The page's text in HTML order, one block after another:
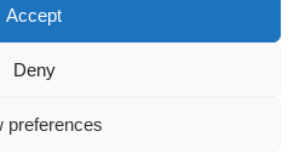
Accept
Deny
preferences